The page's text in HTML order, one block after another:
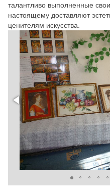
талантливо выполненные
настоящему доставляют
ценителям искусства.